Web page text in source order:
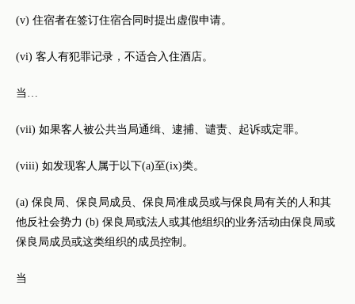
(v) 住宿者在签订住宿合同时提出虚假申请。
(vi) 客人有犯罪记录，不适合入住酒店。
当…
(vii) 如果客人被公共当局通缉、逮捕、谴责、起诉或定罪。
(viii) 如发现客人属于以下(a)至(ix)类。
(a) 保良局、保良局成员、保良局准成员或与保良局有关的人和其
他反社会势力 (b) 保良局或法人或其他组织的业务活动由保良局或
保良局成员或这类组织的成员控制。
当